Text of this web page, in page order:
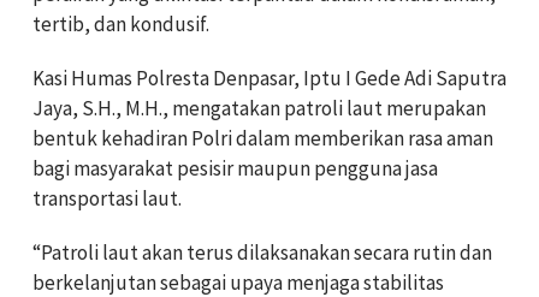
tertib, dan kondusif.
Kasi Humas Polresta Denpasar, Iptu I Gede Adi Saputra
Jaya, S.H., M.H., mengatakan patroli laut merupakan
bentuk kehadiran Polri dalam memberikan rasa aman
bagi masyarakat pesisir maupun pengguna jasa
transportasi laut.
“Patroli laut akan terus dilaksanakan secara rutin dan
berkelanjutan sebagai upaya menjaga stabilitas